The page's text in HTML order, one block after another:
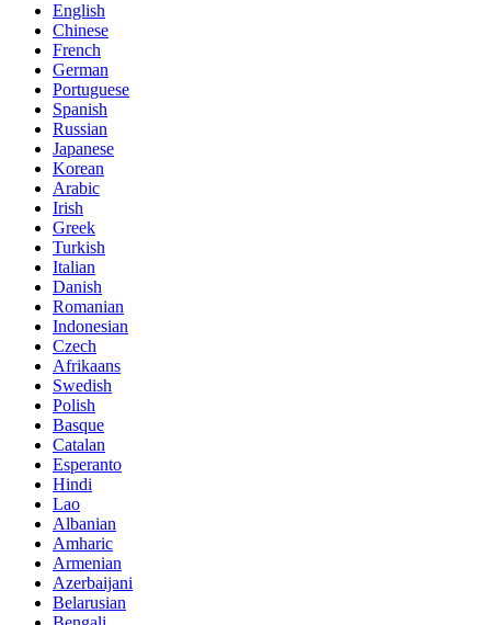
English
Chinese
French
German
Portuguese
Spanish
Russian
Japanese
Korean
Arabic
Irish
Greek
Turkish
Italian
Danish
Romanian
Indonesian
Czech
Afrikaans
Swedish
Polish
Basque
Catalan
Esperanto
Hindi
Lao
Albanian
Amharic
Armenian
Azerbaijani
Belarusian